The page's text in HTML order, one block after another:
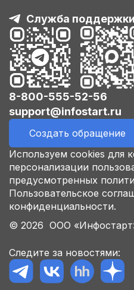
Служба поддержки
8-800-555-52-56
support@infostart.ru
Создать обращение
Используем cookies для
персонализации
предусмотренных
Пользовательское
конфиденциальности.
© 2026 ООО
Следите за новостями: